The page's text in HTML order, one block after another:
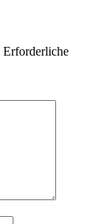
Erforderliche